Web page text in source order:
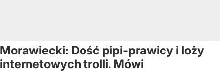
Morawiecki: Dość pipi-prawicy i loży
internetowych trolli. Mówi